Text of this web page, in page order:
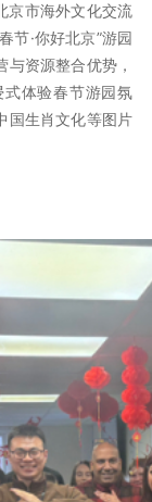
京市海外文化交流
节·你好北京”游园
资源整合优势，
体验春节游园氛
国生肖文化等图片